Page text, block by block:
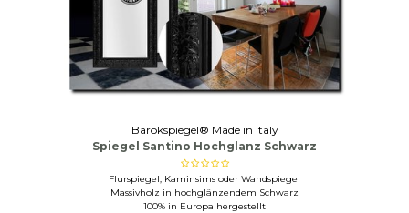
Barokspiegel® Made in Italy
Spiegel Santino Hochglanz Schwarz
Flurspiegel, Kaminsims oder Wandspiegel
Massivholz in hochglänzendem Schwarz
100% in Europa hergestellt